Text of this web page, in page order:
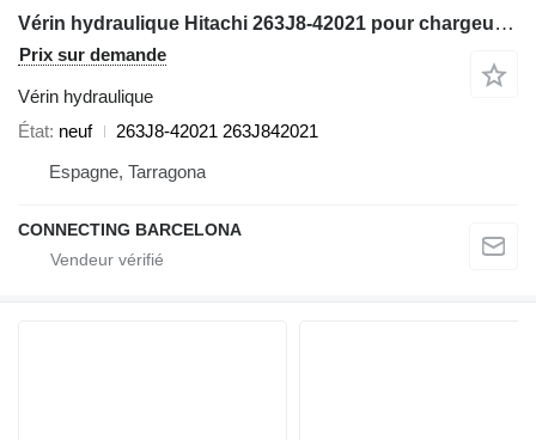
Vérin hydraulique Hitachi 263J8-42021 pour chargeuse sur pneus Hitachi ZW310
Prix sur demande
Vérin hydraulique
État neuf
263J8-42021 263J842021
Espagne, Tarragona
CONNECTING BARCELONA